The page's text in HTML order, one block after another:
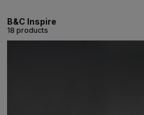
B&C Inspire
18 products